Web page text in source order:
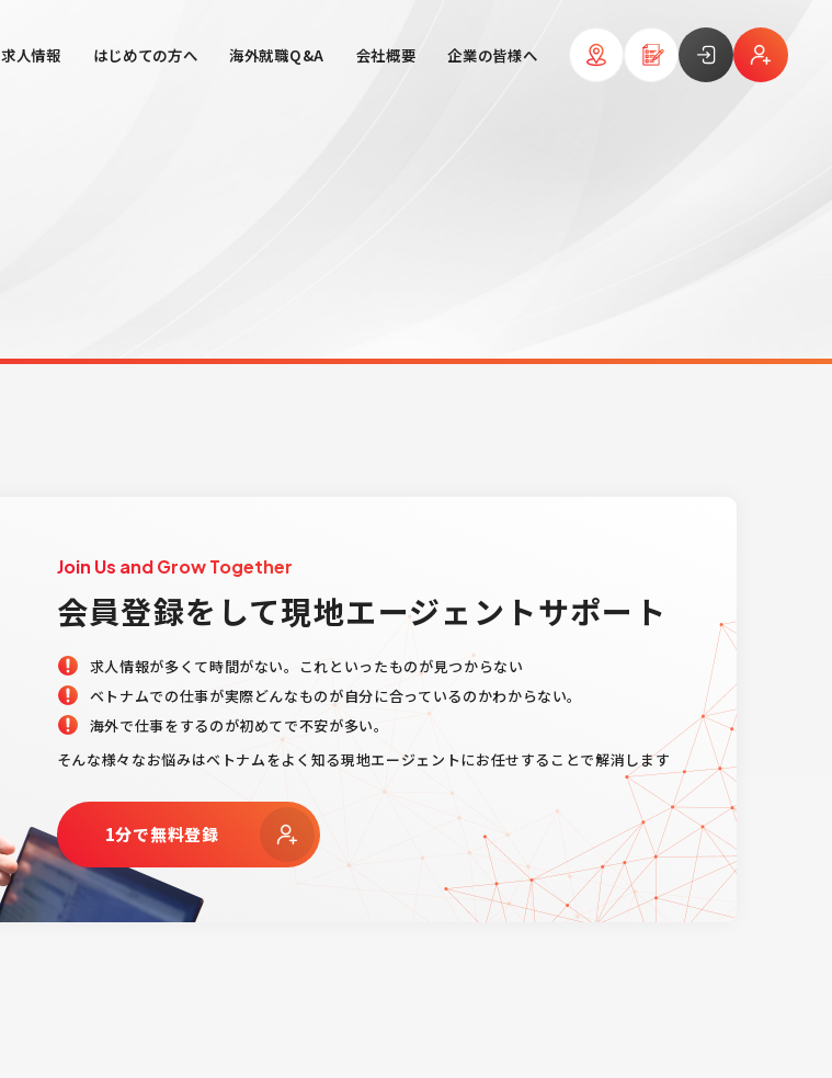
求人情報 はじめての方へ 海外就職Q&A 会社概要 企業の皆様へ
Join Us and Grow Together
会員登録をして現地エージェントサポート
求人情報が多くて時間がない。これといったものが見つからない
ベトナムでの仕事が実際どんなものが自分に合っているのかわからない。
海外で仕事をするのが初めてで不安が多い。
そんな様々なお悩みはベトナムをよく知る現地エージェントにお任せすることで解消します
1分で無料登録